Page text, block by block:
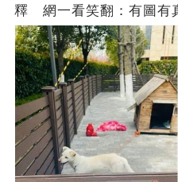
釋 網一看笑翻：有圖有